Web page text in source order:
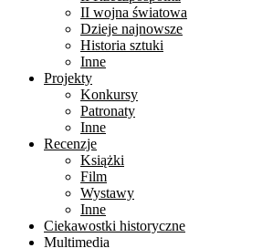
II wojna światowa
Dzieje najnowsze
Historia sztuki
Inne
Projekty
Konkursy
Patronaty
Inne
Recenzje
Książki
Film
Wystawy
Inne
Ciekawostki historyczne
Multimedia